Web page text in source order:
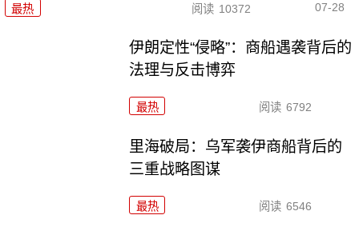
最热 阅读 10372 07-28
伊朗定性“侵略”：商船遇袭背后的
法理与反击博弈
最热 阅读 6792
里海破局：乌军袭伊商船背后的
三重战略图谋
最热 阅读 6546